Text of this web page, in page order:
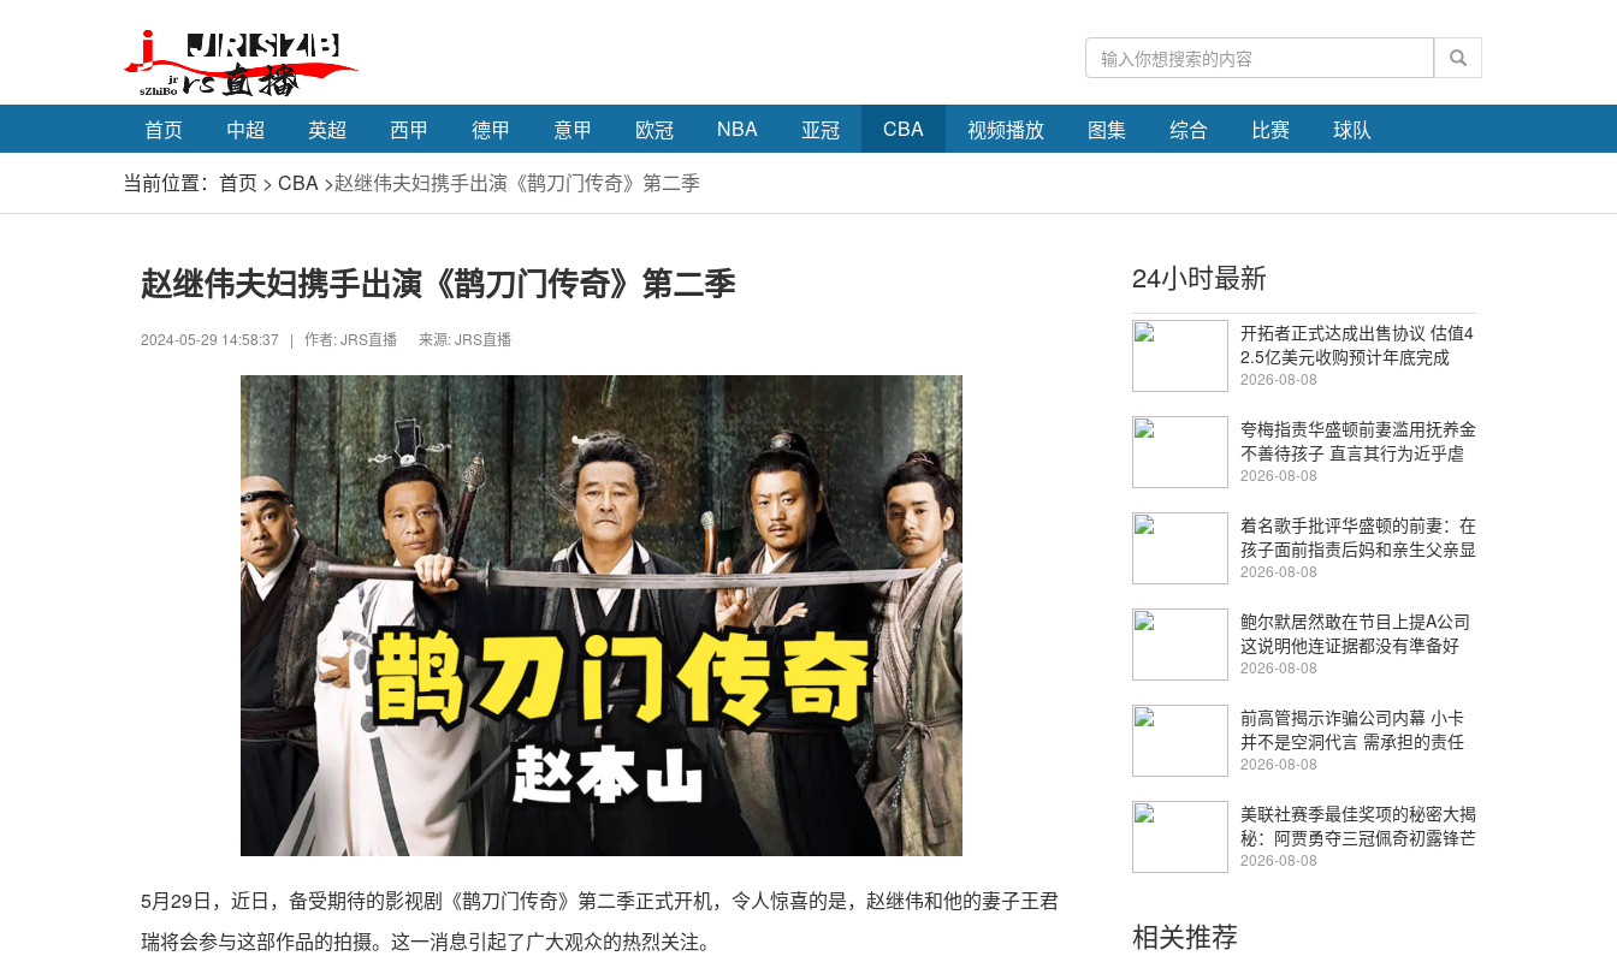
首页 中超 英超 西甲 德甲 意甲 欧冠 NBA 亚冠 CBA 视频播放 图集 综合 比赛
球队
当前位置： 首页 > CBA >赵继伟夫妇携手出演《鹊刀门传奇》第二季
赵继伟夫妇携手出演《鹊刀门传奇》第二季
2024-05-29 14:58:37 | 作者: JRS直播 来源: JRS直播
5月29日，近日，备受期待的影视剧《鹊刀门传奇》第二季正式开机，令人惊喜的是，赵继伟和他的妻子王君
瑞将会参与这部作品的拍摄。这一消息引起了广大观众的热烈关注。
24小时最新
开拓者正式达成出售协议 估值4
2.5亿美元收购预计年底完成
2026-08-08
夸梅指责华盛顿前妻滥用抚养金
不善待孩子 直言其行为近乎虐
待
2026-08-08
着名歌手批评华盛顿的前妻：在
孩子面前指责后妈和亲生父亲显
得不合适
2026-08-08
鲍尔默居然敢在节目上提A公司
这说明他连证据都没有準备好
2026-08-08
前高管揭示诈骗公司内幕 小卡
并不是空洞代言 需承担的责任
长达三页
2026-08-08
美联社赛季最佳奖项的秘密大揭
秘：阿贾勇夺三冠佩奇初露锋芒
2026-08-08
相关推荐